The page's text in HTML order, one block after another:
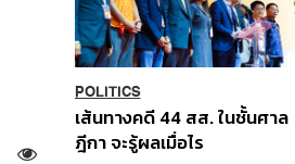
POLITICS
เส้นทางคดี 44 สส. ในชั้นศาล
ฎีกา จะรู้ผลเมื่อไร